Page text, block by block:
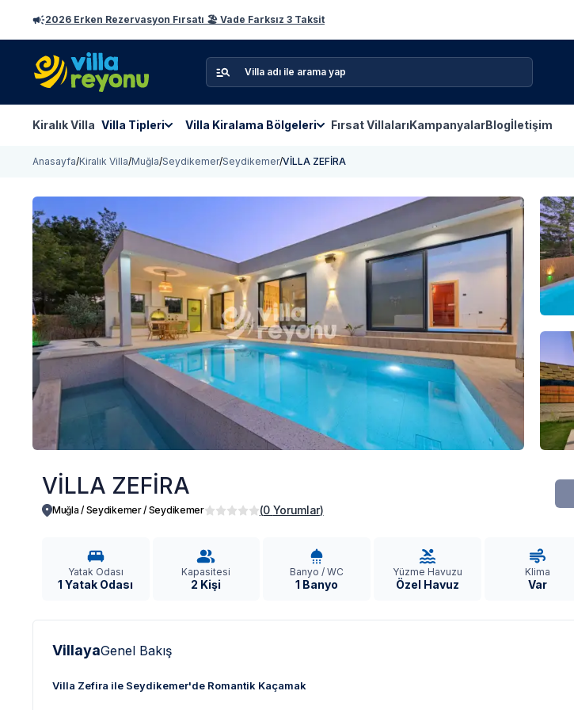
2026 Erken Rezervasyon Fırsatı 🏖️ Vade Farksız 3 Taksit
Kiralık Villa Villa Tipleri Villa Kiralama Bölgeleri Fırsat VillalarıKampanyalarBlogİletişim
Anasayfa/Kiralık Villa/Muğla/Seydikemer/Seydikemer/VİLLA ZEFİRA
VİLLA ZEFİRA
Muğla / Seydikemer/ Seydikemer (0 Yorumlar)
Yatak Odası
1 Yatak Odası
Kapasitesi
2 Kişi
Banyo / WC
1 Banyo
Yüzme Havuzu
Özel Havuz
Klima
Var
VillayaGenel Bakış
Villa Zefira ile Seydikemer'de Romantik Kaçamak